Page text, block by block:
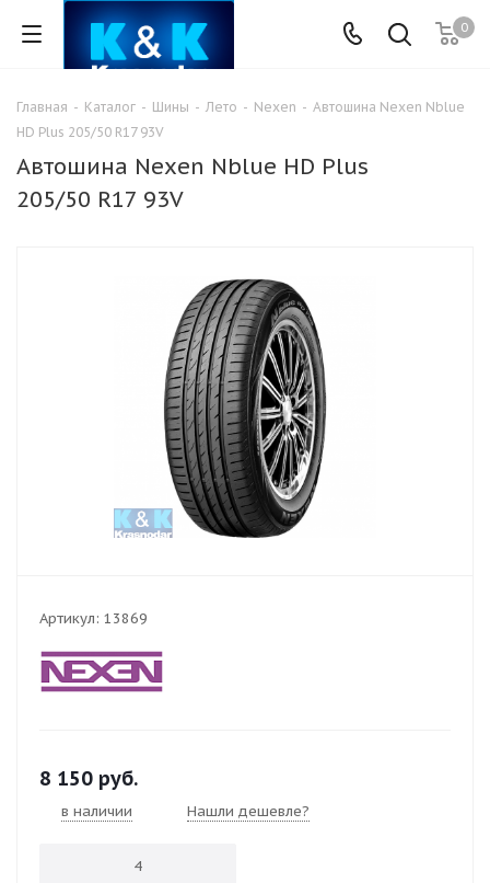
0
Главная - Каталог - Шины - Лето - Nexen - Автошина Nexen Nblue
HD Plus 205/50 R17 93V
Автошина Nexen Nblue HD Plus
205/50 R17 93V
Артикул: 13869
8 150 руб.
в наличии Нашли дешевле?